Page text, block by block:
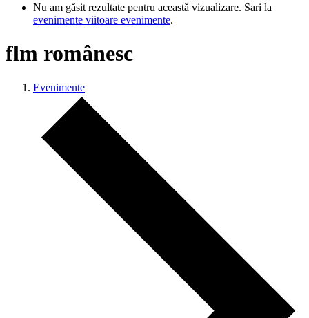
Nu am găsit rezultate pentru această vizualizare. Sari la
evenimente viitoare evenimente.
flm românesc
Evenimente